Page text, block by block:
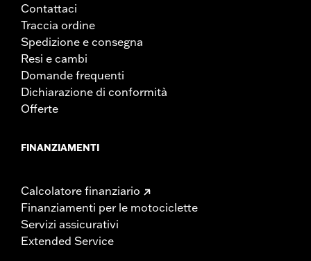
Contattaci
Traccia ordine
Spedizione e consegna
Resi e cambi
Domande frequenti
Dichiarazione di conformità
Offerte
FINANZIAMENTI
Calcolatore finanziario
Finanziamenti per le motociclette
Servizi assicurativi
Extended Service